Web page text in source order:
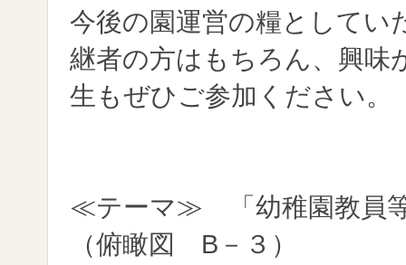
今後の園運営の糧としてい
継者の方はもちろん、興味
生もぜひご参加ください。
≪テーマ≫ 「幼稚園教員
（俯瞰図 B－３）